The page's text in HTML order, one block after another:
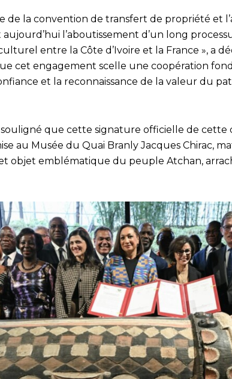
de la convention de transfert de propriété et
l’aboutissement d’un long
entre la Côte d’Ivoire et la France », a
cet engagement scelle une coopération
et la reconnaissance de la valeur du
souligné que cette signature officielle de cette
au Musée du Quai Branly Jacques Chirac,
objet emblématique du peuple Atchan,